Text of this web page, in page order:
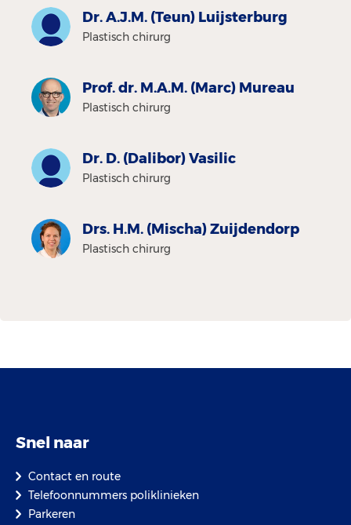
Dr. A.J.M. (Teun) Luijsterburg
Plastisch chirurg
Prof. dr. M.A.M. (Marc) Mureau
Plastisch chirurg
Dr. D. (Dalibor) Vasilic
Plastisch chirurg
Drs. H.M. (Mischa) Zuijdendorp
Plastisch chirurg
Snel naar
Contact en route
Telefoonnummers poliklinieken
Parkeren